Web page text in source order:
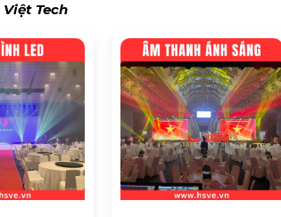
Tech